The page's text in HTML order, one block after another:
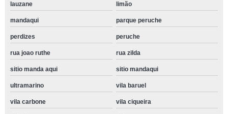
lauzane limão
mandaqui parque peruche
perdizes peruche
rua joao ruthe rua zilda
sitio manda aqui sitio mandaqui
ultramarino vila baruel
vila carbone vila ciqueira